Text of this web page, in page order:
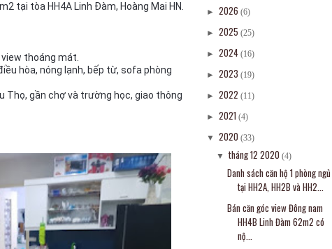
tại tòa HH4A Linh Đàm, Hoàng Mai HN.
thoáng mát.
hòa, nóng lạnh, bếp từ, sofa phòng
Thọ, gần chợ và trường học, giao thông
► 2026 (6)
► 2025 (25)
► 2024 (16)
► 2023 (19)
► 2022 (11)
► 2021 (4)
▼ 2020 (33)
▼tháng 12 2020(4)
Danh sách căn hộ 1 phòng ngủ
tại HH2A, HH2B và HH2...
Bán căn góc view Đông nam
HH4B Linh Đàm 62m2 có
nộ...